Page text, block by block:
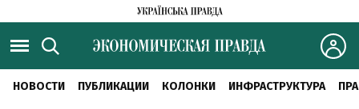
НОВОСТИ ПУБЛИКАЦИИ КОЛОНКИ ИНФРАСТРУКТУРА